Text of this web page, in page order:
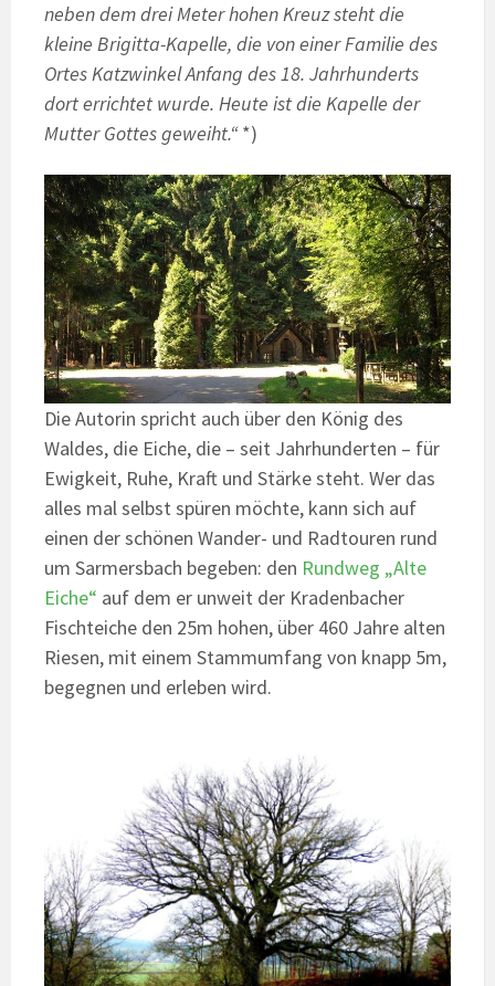
neben dem drei Meter hohen Kreuz steht die
kleine Brigitta-Kapelle, die von einer Familie des
Ortes Katzwinkel Anfang des 18. Jahrhunderts
dort errichtet wurde. Heute ist die Kapelle der
Mutter Gottes geweiht.“*)
Die Autorin spricht auch über den König des
Waldes, die Eiche, die – seit Jahrhunderten – für
Ewigkeit, Ruhe, Kraft und Stärke steht. Wer das
alles mal selbst spüren möchte, kann sich auf
einen der schönen Wander- und Radtouren rund
um Sarmersbach begeben: den Rundweg „Alte
Eiche“ auf dem er unweit der Kradenbacher
Fischteiche den 25m hohen, über 460 Jahre alten
Riesen, mit einem Stammumfang von knapp 5m,
begegnen und erleben wird.